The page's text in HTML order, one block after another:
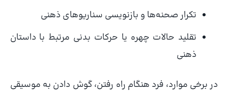
تکرار صحنه‌ها و بازنویسی سناریوهای ذهنی
تقلید حالات چهره یا حرکات بدنی مرتبط با داستان
ذهنی
در برخی موارد، فرد هنگام راه رفتن، گوش دادن به موسیقی